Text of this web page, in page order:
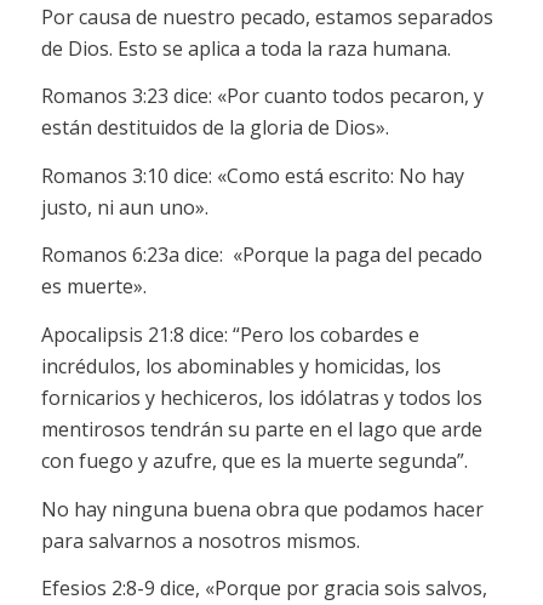
Por causa de nuestro pecado, estamos separados
de Dios. Esto se aplica a toda la raza humana.
Romanos 3:23 dice: «Por cuanto todos pecaron, y
están destituidos de la gloria de Dios».
Romanos 3:10 dice: «Como está escrito: No hay
justo, ni aun uno».
Romanos 6:23a dice: «Porque la paga del pecado
es muerte».
Apocalipsis 21:8 dice: “Pero los cobardes e
incrédulos, los abominables y homicidas, los
fornicarios y hechiceros, los idólatras y todos los
mentirosos tendrán su parte en el lago que arde
con fuego y azufre, que es la muerte segunda”.
No hay ninguna buena obra que podamos hacer
para salvarnos a nosotros mismos.
Efesios 2:8-9 dice, «Porque por gracia sois salvos,